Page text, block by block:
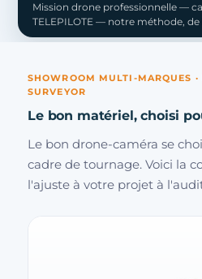
Mission drone professionnelle —
TELEPILOTE — notre méthode,
SHOWROOM MULTI-MARQUES ·
SURVEYOR
Le bon matériel, choisi
Le bon drone-caméra se
cadre de tournage. Voici la
l'ajuste à votre projet à